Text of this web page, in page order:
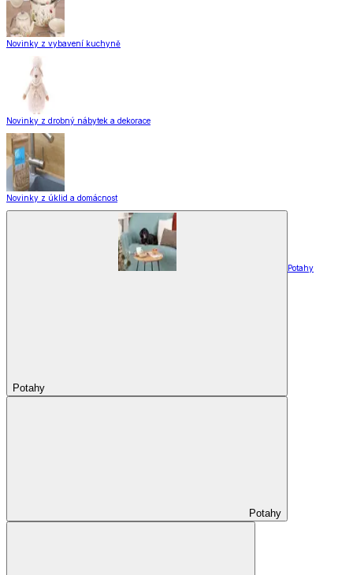
Novinky z vybavení kuchyně
Novinky z drobný nábytek a dekorace
Novinky z úklid a domácnost
Potahy
Potahy
Potahy